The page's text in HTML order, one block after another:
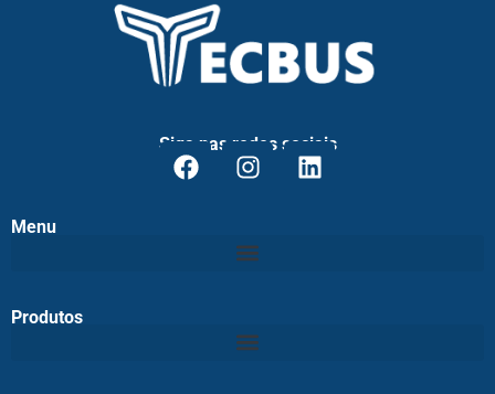
Siga nas redes sociais
Menu
Produtos